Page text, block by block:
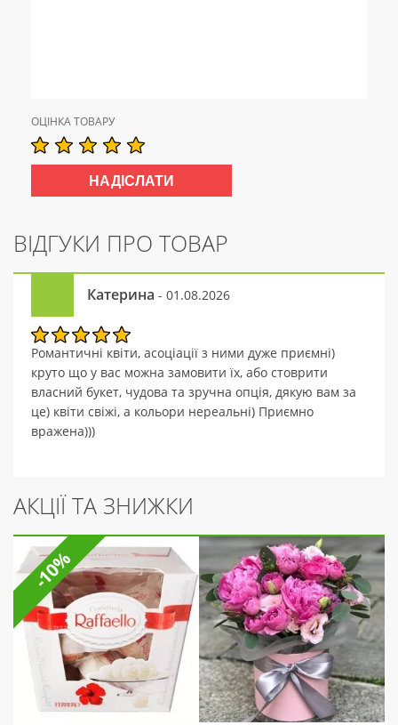
ОЦІНКА ТОВАРУ
ВІДГУКИ ПРО ТОВАР
Катерина - 01.08.2026
Романтичні квіти, асоціації з ними дуже приємні)
круто що у вас можна замовити їх, або стоврити
власний букет, чудова та зручна опція, дякую вам за
це) квіти свіжі, а кольори нереальні) Приємно
вражена)))
АКЦІЇ ТА ЗНИЖКИ
-10%